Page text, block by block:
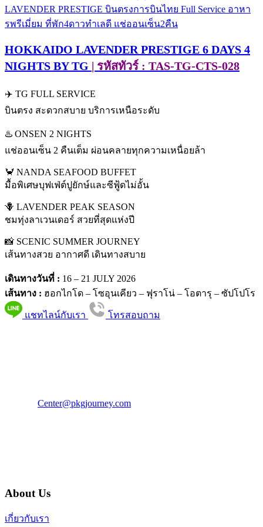
HOKKAIDO LAVENDER PRESTIGE 6 DAYS 4
NIGHTS BY TG | รหัสทัวร์ : TAS-TG-CTS-028
✈️ TG FULL SERVICE
บินตรง สะดวกสบาย บริการเหนือระดับ
♨️ ONSEN 2 NIGHTS
แช่ออนเซ็น 2 คืนเต็ม ผ่อนคลายทุกความเหนื่อยล้า
🦀 NANDA SEAFOOD BUFFET
มื้อพิเศษบุฟเฟ่ต์ปูยักษ์และซีฟู้ดไม่อั้น
🪻 LAVENDER PEAK SEASON
ชมทุ่งลาเวนเดอร์ สวยที่สุดแห่งปี
📸 SCENIC SUMMER JOURNEY
เส้นทางสวย อากาศดี เดินทางสบาย
เดินทางวันที่ : 16 – 21 JULY 2026
เส้นทาง : ฮอกไกโด – โซอุนเคียว – ฟุราโน่ – โอตารุ – ซัปโปโร
แชทไลน์กับเรา โทรสอบถาม
Center@pkgjourney.com
About Us
เกี่ยวกับเรา